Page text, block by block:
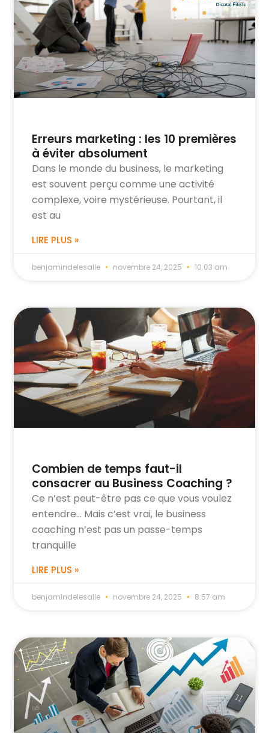
Erreurs marketing : les 10 premières
à éviter absolument
Dans le monde du business, le marketing
est souvent perçu comme une activité
complexe, voire mystérieuse. Pourtant, il
est au
LIRE PLUS »
benjamindelesalle novembre 24, 2025 10:03 am
Combien de temps faut-il
consacrer au Business Coaching ?
Ce n’est peut-être pas ce que vous voulez
entendre… Mais c’est vrai, le business
coaching n’est pas un passe-temps
tranquille
LIRE PLUS »
benjamindelesalle novembre 24, 2025 8:57 am